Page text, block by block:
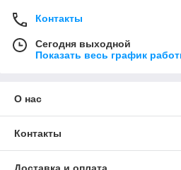
Контакты
Сегодня выходной
Показать весь график
О нас
Контакты